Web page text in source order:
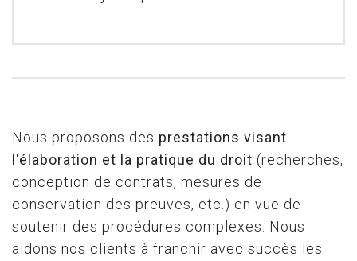
Nous proposons des prestations visant
l'élaboration et la pratique du droit (recherches,
conception de contrats, mesures de
conservation des preuves, etc.) en vue de
soutenir des procédures complexes. Nous
aidons nos clients à franchir avec succès les